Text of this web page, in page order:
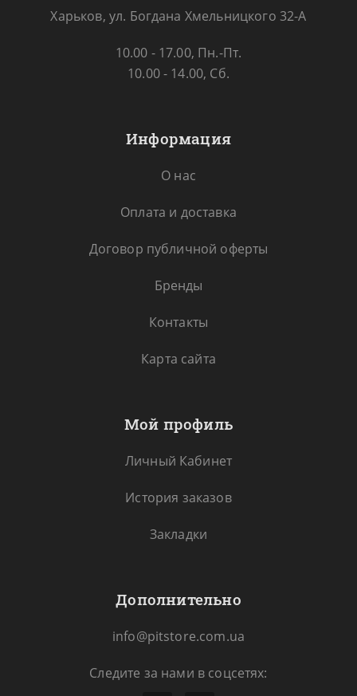
Харьков, ул. Богдана Хмельницкого 32-А
10.00 - 17.00, Пн.-Пт.
10.00 - 14.00, Сб.
Информация
О нас
Оплата и доставка
Договор публичной оферты
Бренды
Контакты
Карта сайта
Мой профиль
Личный Кабинет
История заказов
Закладки
Дополнительно
info@pitstore.com.ua
Следите за нами в соцсетях: